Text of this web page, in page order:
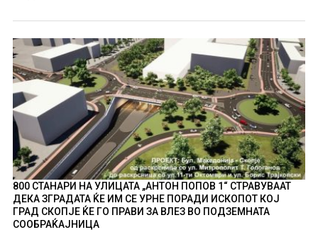
800 СТАНАРИ НА УЛИЦАТА „АНТОН ПОПОВ 1“ СТРАВУВААТ
ДЕКА ЗГРАДАТА ЌЕ ИМ СЕ УРНЕ ПОРАДИ ИСКОПОТ КОЈ
ГРАД СКОПЈЕ ЌЕ ГО ПРАВИ ЗА ВЛЕЗ ВО ПОДЗЕМНАТА
СООБРАЌАЈНИЦА